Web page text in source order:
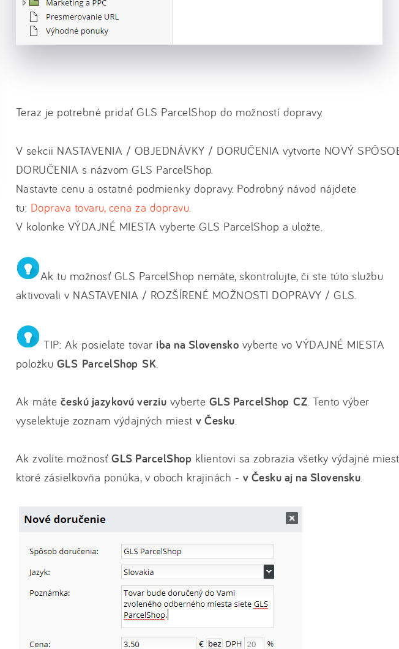
Teraz je potrebné pridať GLS ParcelShop do možností dopravy.
V sekcii NASTAVENIA / OBJEDNÁVKY / DORUČENIA vytvorte NOVÝ
DORUČENIA s názvom GLS ParcelShop.
Nastavte cenu a ostatné podmienky dopravy. Podrobný návod nájdete
tu: Doprava tovaru, cena za dopravu.
V kolonke VÝDAJNÉ MIESTA vyberte GLS ParcelShop a uložte.
Ak tu možnosť GLS ParcelShop nemáte, skontrolujte, či ste túto službu
aktivovali v NASTAVENIA / ROZŠÍRENÉ MOŽNOSTI DOPRAVY / GLS.
TIP: Ak posielate tovar iba na Slovensko vyberte vo VÝDAJNÉ MIESTA
položku GLS ParcelShop SK.
Ak máte českú jazykovú verziu vyberte GLS ParcelShop CZ. Tento výber
vyselektuje zoznam výdajných miestv Česku.
Ak zvolíte možnosťGLS ParcelShop klientovi sa zobrazia všetky výdajné
ktoré zásielkovňa ponúka, v oboch krajinách - v Česku aj na Slovensku.